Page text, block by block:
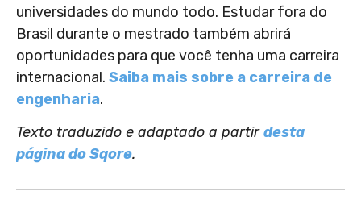
universidades do mundo todo. Estudar fora do
Brasil durante o mestrado também abrirá
oportunidades para que você tenha uma carreira
internacional. Saiba mais sobre a carreira de
engenharia.
Texto traduzido e adaptado a partirdesta
página do Sqore.